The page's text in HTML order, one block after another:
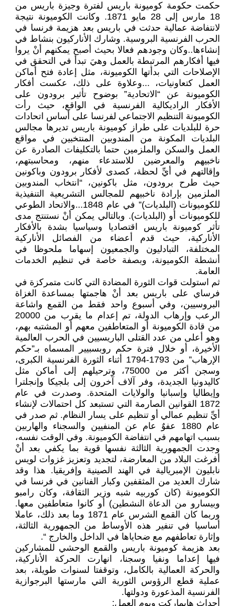
حكمت حكومة كوميونة باريس لفترة وجيزة باريس من
18 مارس إلى 28 مايو 1871. وكانت الكوميونة نتيجة
لانتفاضة عمالية حدثت في باريس بعد هزيمة فرنسا في
الحرب الفرنسية البروسية. وشارك الأناركيون بنشاط في
إنشاءها..وكان وجودهم فعالا بحيث أصبح يمكنهم أنْ يروا
فيها أفكارهم المرتبطة بالعمل وهيَ تبدأ في التحقق في
الإصلاحات التي بدأتها الكوميونة، مثل إعادة فتح أماكن
العمل كتعاونيات، ...وعلاوة على ذلك، عكست أفكار
الكوميونة عن “الاتحادية” بوضوح تأثير برودون على
الأفكار الراديكالية الفرنسية في الواقع، حيث رأت
الكوميونة التنظيم الاجتماعي لفرنسا على أساس اتحادات
حرة للبلديات على طراز كوميونة باريس تديرها مجالس
البلديات المكونة من المندوبين المنتخبين في مواقع
العمل والسكن والملزمين حتما بالتكليفات الصادرة عن
ناخبيهم والمعرضين للاستدعاء منهم، ومحاسبتهم،
وإقالتهم في أيِّ لحظة، كصدى لأفكار برودون وباكونين
حيث طرح برودون، مثل باكونين، “انتخاب المندوبين
الملزمين بإرادة ناخبيهم للمجالس التشريعية التنفيذية
للكوميونات (البلديات)” في عام 1848...والاتحاد الطوعي
للكوميونات أو (البلديات). وبالتالي يمكن أنْ نستنتج مدى
تأثر كوميونة باريس اقتصاديا وسياسيا بشدة بالأفكار
الأناركية، حيث قدم أعضاء من الفصائل الأناركية
المختلفة، التبادليون والجمعيون إسهاما ملحوظا في
أنشطة الكوميونة، وبصفة خاصة في تنظيم الخدمات
العامة.
ثم استولت قوات الثورة المضادة التي كانت متمركزة في
فرساي على باريس بعد أنْ هاجمتها بمساعدة الغزاة
البروسيين، وفي أسبوع واحد فقط من القمع واشاعة
الرعب وإرهاب الدولة، تم إعدام ما يقرب من 20000
من قادة الكوميونة أو المتعاطفين معهم أو المشتبه بهم،
وهو أعلى من عدد القتلى الباريسيين في الحرب العالمية
الأخيرة، أو خلال فترة حكم روبسبيير المسماه بـ”حكم
الإرهاب” من 1793-1794 أثناء الثورة الفرنسية الكبرى،
وسجن أكثر من 75000، وترحيلهم إلى أماكن مثل
كاليدونيا الجديدة، وفر آلاف آخرون إلى بلجيكا وإنجلترا
وإيطاليا وإسبانيا والولايات المتحدة. وصدرت في عام
1872 القوانين الصارمة التي تستبعد كل احتمالات لإنشاء
أيِّ تنظيم عمالي أو تنظيم على يسار النظام. ثم صدر في
عام 1880 عفوٌ عام عن المنفيين والسجناء والهاربين
بسبب اتهامهم في انتفاضة الكوميونة. وفي الوقت نفسه،
وجدت الجمهورية الثالثة نفسها قوية بما يكفي بعد أنْ
أفرغت البلاد من المعارضة، لتجديد وتعزيز غزوات لويس
نابليون الإمبريالية في الهند الصينية وإفريقيا. هذا وقد
شارك العديد من المثقفين وكبار الفنانين في فرنسا في
الكوميونة (كان كوربيه شبه وزير الثقافة، وكان رامبو
وبيسارو من الدعاة النشطين) أو كانوا متعاطفين معها.
وربما كان القمع الشرس عام 1871 وما بعد ذلك، عاملا
أساسيا في تنفير هذه الأوساط من الجمهورية الثالثة،
وإثارة تعاطفهم مع ضحاياها في الداخل والخارج “.
بعد هزيمة كوميونة باريس والقمع الوحشي للمشاركين
فيها إعداما ونفيا وسجنا، انهارت الحركة الأناركية،
والحركة العمالية بالكامل، وتوقفتا لسنوات طويلة، بعد
عملية قطع الرؤوس الثورية التي مارستها البرجوازية
الفرنسية المذعورة ودولتها.
أحداث هايماركت ويوم العمل: